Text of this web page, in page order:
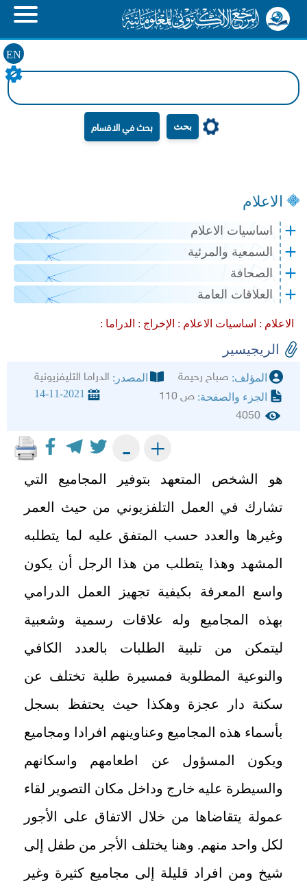
EN
بحث
الاعلام
اساسيات الاعلام
السمعية والمرئية
الصحافة
العلاقات العامة
الاعلام : اساسيات الاعلام : الإخراج : الدراما :
الريجيسير
المؤلف: صباح رحيمة المصدر: الدراما التليفزيونية
الجزء والصفحة: ص 110 14-11-2021
4050
+
-
هو الشخص المتعهد بتوفير المجاميع التي
تشارك في العمل التلفزيوني من حيث العمر
وغيرها والعدد حسب المتفق عليه لما يتطلبه
المشهد وهذا يتطلب من هذا الرجل أن يكون
واسع المعرفة بكيفية تجهيز العمل الدرامي
بهذه المجاميع وله علاقات رسمية وشعبية
ليتمكن من تلبية الطلبات بالعدد الكافي
والنوعية المطلوبة فمسيرة طلبة تختلف عن
سكنة دار عجزة وهكذا حيث يحتفظ بسجل
بأسماء هذه المجاميع وعناوينهم افرادا ومجاميع
ويكون المسؤول عن اطعامهم واسكانهم
والسيطرة عليه خارج وداخل مكان التصوير لقاء
عمولة يتقاضاها من خلال الاتفاق على الأجور
لكل واحد منهم. وهنا يختلف الأجر من طفل إلى
شيخ ومن افراد قليلة إلى مجاميع كثيرة وغير